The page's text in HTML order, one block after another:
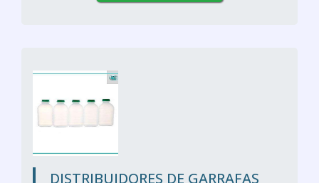
DISTRIBUIDORES DE GARRAFAS